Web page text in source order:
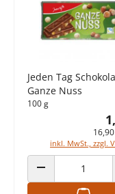
Jeden Tag
Ganze Nuss
100 g
inkl. MwSt., zzgl.
ANZAHL